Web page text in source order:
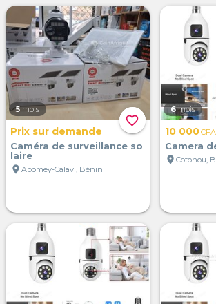
favorite_border
5 mois
Prix sur demande
Caméra de surveillance so
laire
location_on Abomey-Calavi, Bénin
6 mois
10 000CFA
Camera
location_on Cotonou,